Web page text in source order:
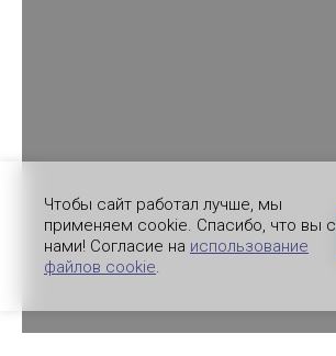
Чтобы сайт работал лучше, мы
применяем cookie. Спасибо, что вы с
нами! Согласие на использование
файлов cookie.